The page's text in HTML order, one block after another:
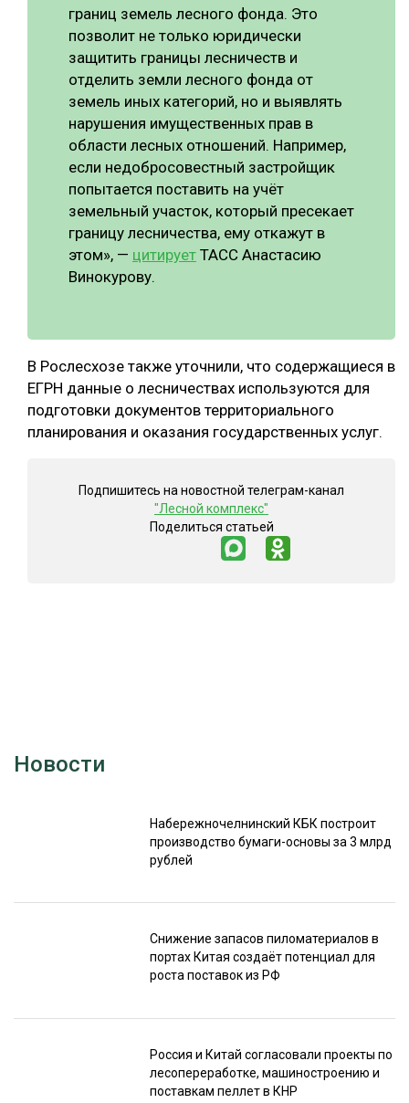
границ земель лесного фонда. Это
позволит не только юридически
защитить границы лесничеств и
отделить земли лесного фонда от
земель иных категорий, но и выявлять
нарушения имущественных прав в
области лесных отношений. Например,
если недобросовестный застройщик
попытается поставить на учёт
земельный участок, который пресекает
границу лесничества, ему откажут в
этом», — цитирует ТАСС Анастасию
Винокурову.
В Рослесхозе также уточнили, что содержащиеся в
ЕГРН данные о лесничествах используются для
подготовки документов территориального
планирования и оказания государственных услуг.
Подпишитесь на новостной телеграм-канал
"Лесной комплекс"
Поделиться статьей
Новости
Набережночелнинский КБК построит
производство бумаги-основы за 3 млрд
рублей
Снижение запасов пиломатериалов в
портах Китая создаёт потенциал для
роста поставок из РФ
Россия и Китай согласовали проекты по
лесопереработке, машиностроению и
поставкам пеллет в КНР